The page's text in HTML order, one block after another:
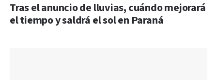
Tras el anuncio de lluvias, cuándo mejorará
el tiempo y saldrá el sol en Paraná